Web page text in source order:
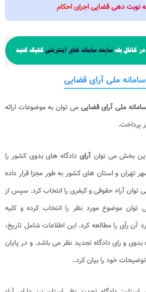
نوبت دهی قضایی اجرای احکام
سامانه ملی آرای قضایی
ملی آرای قضاییمی توان به موضوعات ارائه
پرداخت.
این بخش می توان آرایدادگاه های بدوی کشور را
تهران و استان های کشور به طور مجزا قرار داده
آراء حقوقی و کیفری را انتخاب کرد. سپس از
توان موضوع مورد نظر را انتخاب کرده و کلیه
آن رأی را مطالعه کرد. این اطلاعات شامل تاریخ،
بدوی و رای دادگاه تجدید نظر می باشد. و در پایان
خود را بیان کرد..